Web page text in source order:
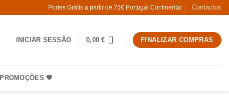
Portes Grátis a partir de 75€ Portugal Continental Contactos
INICIAR SESSÃO 0,00€ FINALIZAR COMPRAS
PROMOÇÕES 🧡